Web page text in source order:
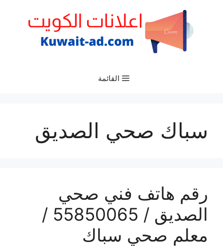
القائمة
سباك صحي الصديق
رقم هاتف فني صحي
الصديق / 55850065 /
معلم صحي سباك